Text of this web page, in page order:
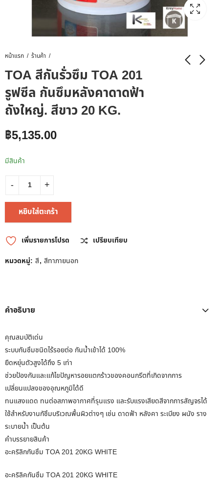
หน้าแรก ร้านค้า
TOA สีกันรั่วซึม TOA 201
รูฟซีล กันซึมหลังคาดาดฟ้า
ถังใหญ่. สีขาว 20 KG.
฿5,135.00
มีสินค้า
หยิบใส่ตะกร้า
เพิ่มรายการโปรด
เปรียบเทียบ
หมวดหมู่: สี, สีทาภายนอก
คำอธิบาย
คุณสมบัติเด่น
ระบบกันซึมชนิดไร้รอยต่อ กันน้ำเข้าได้ 100%
ยืดหยุ่นตัวสูงได้ถึง 5 เท่า
ช่วยป้องกันและแก้ไขปัญหารอยแตกร้าวของคอนกรีตที่เกิดจากการ
เปลี่ยนแปลงของอุณหภูมิได้ดี
ทนแสงแดด ทนต่อสภาพอากาศที่รุนแรง และรับแรงเสียดสีจากการสัญจรได้
ใช้สำหรับงานกัซึมบริเวณพื้นผิวต่างๆ เช่น ดาดฟ้า หลังคา ระเบียง ผนัง ราง
ระบายน้ำ เป็นต้น
คำบรรยายสินค้า
อะคริลิกกันซึม TOA 201 20KG WHITE
อะคริลิคกันซึม TOA 201 20KG WHITE